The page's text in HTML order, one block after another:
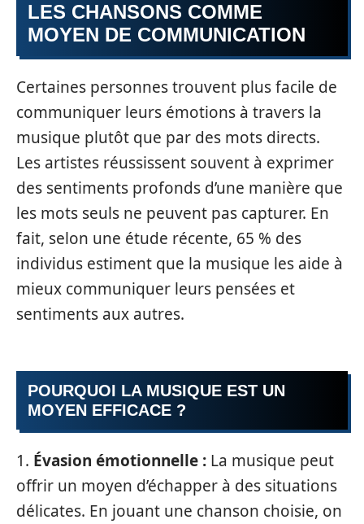
LES CHANSONS COMME
MOYEN DE COMMUNICATION
Certaines personnes trouvent plus facile de
communiquer leurs émotions à travers la
musique plutôt que par des mots directs.
Les artistes réussissent souvent à exprimer
des sentiments profonds d’une manière que
les mots seuls ne peuvent pas capturer. En
fait, selon une étude récente, 65 % des
individus estiment que la musique les aide à
mieux communiquer leurs pensées et
sentiments aux autres.
POURQUOI LA MUSIQUE EST UN
MOYEN EFFICACE ?
1. Évasion émotionnelle : La musique peut
offrir un moyen d’échapper à des situations
délicates. En jouant une chanson choisie, on